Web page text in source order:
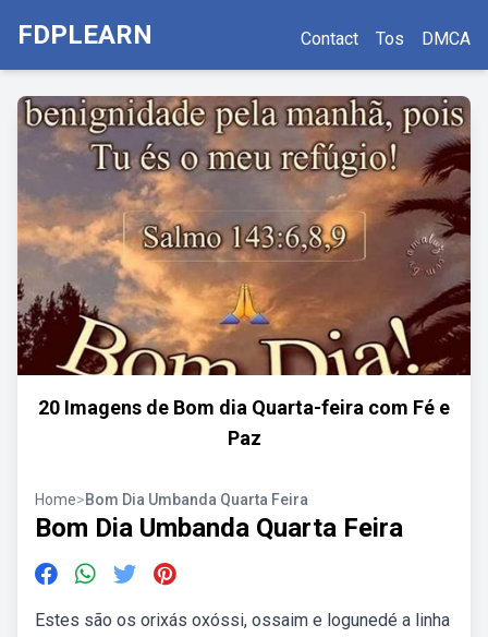
FDPLEARN Contact Tos DMCA
20 Imagens de Bom dia Quarta-feira com Fé e
Paz
Home>Bom Dia Umbanda Quarta Feira
Bom Dia Umbanda Quarta Feira
Estes são os orixás oxóssi, ossaim e logunedé a linha